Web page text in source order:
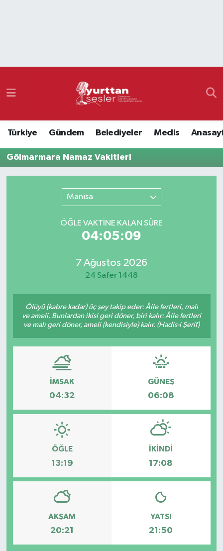
Türkiye Gündem Belediyeler Meclis
Gölmarmara Namaz Vakitleri
Manisa
ÖĞLE VAKTİNE KALAN SÜRE
04:05:09
7 Ağustos 2026
24 Safer 1448
Ölüyü (kabre kadar) üç şey takip eder: Âile fertleri, malı
ve ameli. Bunlardan ikisi geri döner, biri kalır: Âile fertleri
ve malı geri döner, ameli (kendisiyle) kalır. (Hadis-i Şerif)
İMSAK
04:32
GÜNEŞ
06:08
ÖĞLE
13:19
İKINDI
17:08
AKŞAM
20:21
YATSI
21:50
Namaz Vakitleri
Süper Lig Puan Durumu ve Fikstür
Son Dakika Haberleri